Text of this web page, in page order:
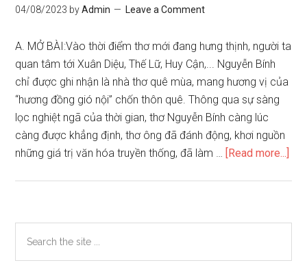
04/08/2023 byAdmin Leave a Comment
A. MỞ BÀI:Vào thời điểm thơ mới đang hưng thịnh, người ta
quan tâm tới Xuân Diệu, Thế Lữ, Huy Cận,... Nguyễn Bính
chỉ được ghi nhận là nhà thơ quê mùa, mang hương vị của
“hương đồng gió nội” chốn thôn quê. Thông qua sự sàng
lọc nghiệt ngã của thời gian, thơ Nguyễn Bính càng lúc
càng được khẳng định, thơ ông đã đánh động, khơi nguồn
những giá trị văn hóa truyền thống, đã làm … [Read more...]
thơ
tư
Primary
Sidebar
the